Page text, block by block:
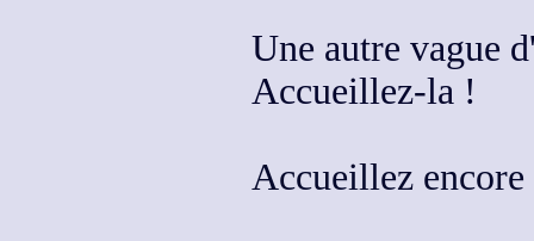
Une autre vague
Accueillez-la !
Accueillez